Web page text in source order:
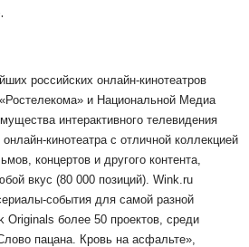
российских онлайн-кинотеатров
и Национальной Медиа
интерактивного телевидения
кинотеатра с отличной коллекцией
концертов и другого контента,
вкус (80 000 позиций). Wink.ru
события для самой разной
Originals более 50 проектов, среди
пацана. Кровь на асфальте»,